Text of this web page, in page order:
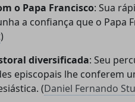
o Papa Francisco: Sua
a confiança que o Papa
)
diversificada: Seu
episcopais lhe conferem
(Daniel Fernando